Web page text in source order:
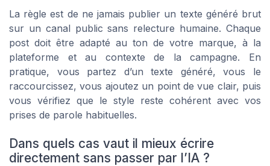
La règle est de ne jamais publier un texte généré brut
sur un canal public sans relecture humaine. Chaque
post doit être adapté au ton de votre marque, à la
plateforme et au contexte de la campagne. En
pratique, vous partez d’un texte généré, vous le
raccourcissez, vous ajoutez un point de vue clair, puis
vous vérifiez que le style reste cohérent avec vos
prises de parole habituelles.
Dans quels cas vaut il mieux écrire
directement sans passer par l’IA ?